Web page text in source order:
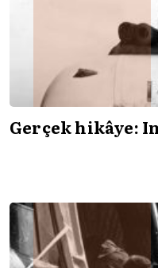
Gerçek hikâye: